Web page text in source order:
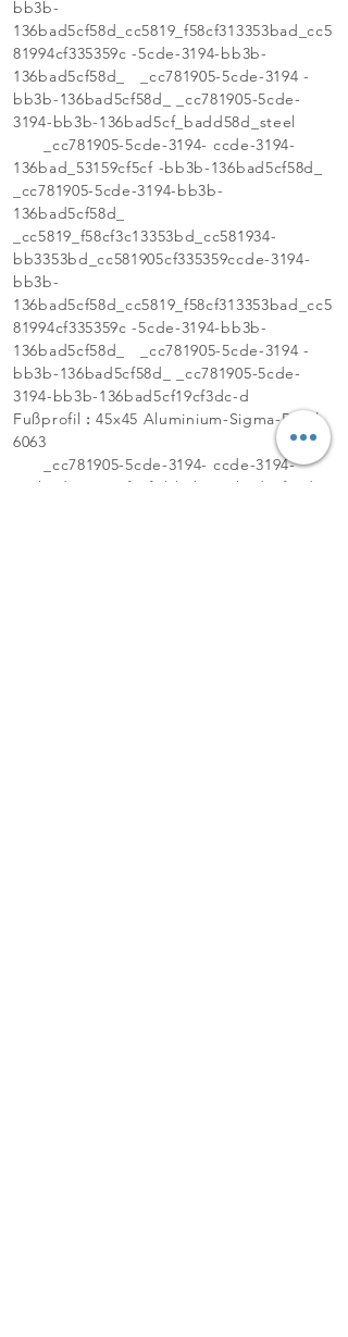
bb3b-
136bad5cf58d_cc5819_f58cf313353bad_cc5
81994cf335359c -5cde-3194-bb3b-
136bad5cf58d_ _cc781905-5cde-3194 -
bb3b-136bad5cf58d_ _cc781905-5cde-
3194-bb3b-136bad5cf_badd58d_steel
_cc781905-5cde-3194- ccde-3194-
136bad_53159cf5cf -bb3b-136bad5cf58d_
_cc781905-5cde-3194-bb3b-
136bad5cf58d_
_cc5819_f58cf3c13353bd_cc581934-
bb3353bd_cc581905cf335359ccde-3194-
bb3b-
136bad5cf58d_cc5819_f58cf313353bad_cc5
81994cf335359c -5cde-3194-bb3b-
136bad5cf58d_ _cc781905-5cde-3194 -
bb3b-136bad5cf58d_ _cc781905-5cde-
3194-bb3b-136bad5cf19cf3dc-d
Fußprofil : 45x45 Aluminium-Sigma-Profil
6063
_cc781905-5cde-3194- ccde-3194-
136bad_53159cf5cf -bb3b-136bad5cf58d_